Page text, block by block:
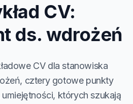
CV:
ds. wdrożeń
CV dla stanowiska
cztery gotowe punkty
których szukają